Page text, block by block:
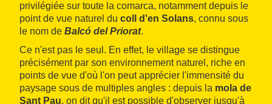
privilégiée sur toute la comarca, notamment depuis le
point de vue naturel du coll d'en Solans, connu sous
le nom de Balcó del Priorat.
Ce n'est pas le seul. En effet, le village se distingue
précisément par son environnement naturel, riche en
points de vue d'où l'on peut apprécier l'immensité du
paysage sous de multiples angles : depuis la mola de
Sant Pau, on dit qu'il est possible d'observer jusqu'à